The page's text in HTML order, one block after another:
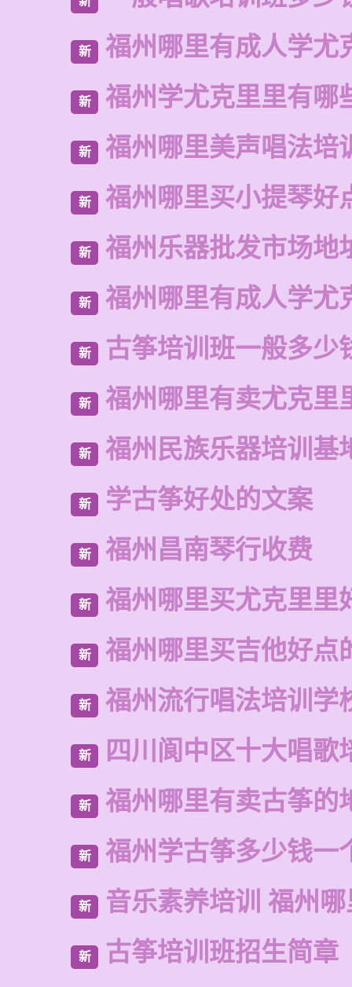
新 福州哪里有成人学尤
新 福州学尤克里里有哪
新 福州哪里美声唱法培
新 福州哪里买小提琴好
新 福州乐器批发市场地
新 福州哪里有成人学尤
新 古筝培训班一般多少
新 福州哪里有卖尤克里
新 福州民族乐器培训基
新 学古筝好处的文案
新 福州昌南琴行收费
新 福州哪里买尤克里里
新 福州哪里买吉他好点
新 福州流行唱法培训学
新 四川阆中区十大唱歌
新 福州哪里有卖古筝的
新 福州学古筝多少钱一
新 音乐素养培训 福州
新 古筝培训班招生简章